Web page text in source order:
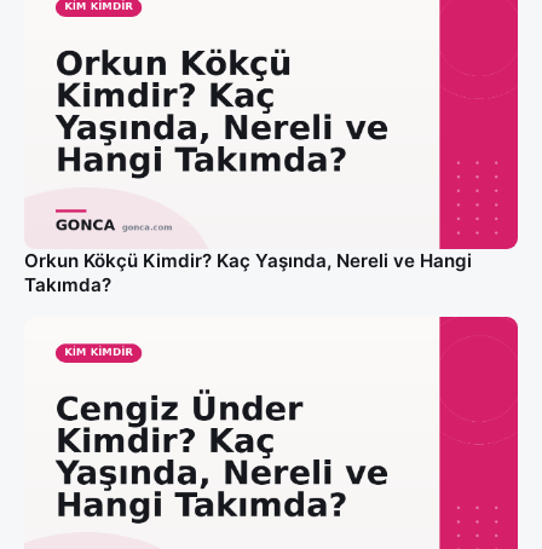
Orkun Kökçü Kimdir? Kaç Yaşında, Nereli ve Hangi
Takımda?